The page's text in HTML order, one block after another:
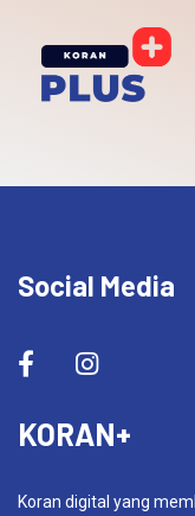
Social Media
KORAN+
Koran digital yang